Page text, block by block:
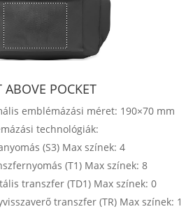
ABOVE POCKET
emblémázási méret: 190×70 mm
technológiák:
(S3) Max színek: 4
(T1) Max színek: 8
transzfer (TD1) Max színek: 0
transzfer (TR) Max színek: 1